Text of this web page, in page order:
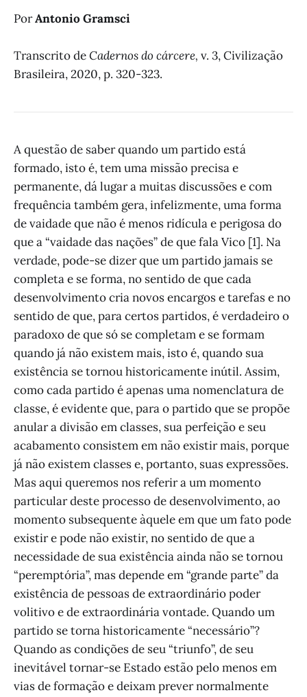
PorAntonio Gramsci
Transcrito deCadernos do cárcere, v. 3, Civilização
Brasileira, 2020, p. 320-323.
A questão de saber quando um partido está
formado, isto é, tem uma missão precisa e
permanente, dá lugar a muitas discussões e com
frequência também gera, infelizmente, uma forma
de vaidade que não é menos ridícula e perigosa do
que a “vaidade das nações” de que fala Vico [1]. Na
verdade, pode-se dizer que um partido jamais se
completa e se forma, no sentido de que cada
desenvolvimento cria novos encargos e tarefas e no
sentido de que, para certos partidos, é verdadeiro o
paradoxo de que só se completam e se formam
quando já não existem mais, isto é, quando sua
existência se tornou historicamente inútil. Assim,
como cada partido é apenas uma nomenclatura de
classe, é evidente que, para o partido que se propõe
anular a divisão em classes, sua perfeição e seu
acabamento consistem em não existir mais, porque
já não existem classes e, portanto, suas expressões.
Mas aqui queremos nos referir a um momento
particular deste processo de desenvolvimento, ao
momento subsequente àquele em que um fato pode
existir e pode não existir, no sentido de que a
necessidade de sua existência ainda não se tornou
“peremptória”, mas depende em “grande parte” da
existência de pessoas de extraordinário poder
volitivo e de extraordinária vontade. Quando um
partido se torna historicamente “necessário”?
Quando as condições de seu “triunfo”, de seu
inevitável tornar-se Estado estão pelo menos em
vias de formação e deixam prever normalmente